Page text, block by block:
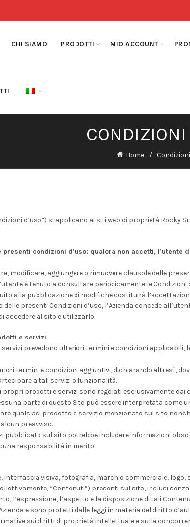
CHI SIAMO PRODOTTI MIO ACCOUNT
CONDIZIONI
Home
d’uso”) si applicano ai siti web di proprietà Rocky
condizioni d’uso; qualora non accetti, l’utente
modificare, aggiungere o rimuovere clausole delle
è tenuto a consultare periodicamente le Condizioni
alla pubblicazione di modifiche costituirà
presenti Condizioni d’uso, l’Azienda concede
accedere al sito e utilizzarlo.
e servizi
prevedono ulteriori termini e condizioni applicabili,
termini e condizioni aggiuntivi, dichiarando altresì,
a tali servizi o funzionalità.
propri prodotti e servizi sono regolati esclusivamente
parte di questo Sito può essere interpretata come
qualsiasi prodotto o servizio menzionato sul sito
preavviso.
pubblicato sul sito potrebbe includere informazioni
responsabilità in merito.
interfaccia visiva, fotografia, marchio commerciale, logo,
“Contenuti”) presenti sul sito, inclusi
l’espressione, l’aspetto e la disposizione di tali
e sono protetti dalle leggi in materia del diritto
sui diritti di proprietà intellettuale e sulla